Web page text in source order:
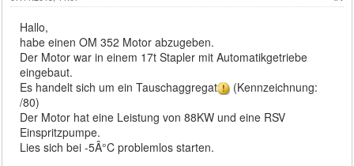
Hallo,
habe einen OM 352 Motor abzugeben.
Der Motor war in einem 17t Stapler mit Automatikgetriebe
eingebaut.
Es handelt sich um ein Tauschaggregat
(Kennzeichnung:
/80)
Der Motor hat eine Leistung von 88KW und eine RSV
Einspritzpumpe.
Lies sich bei -5Â°C problemlos starten.